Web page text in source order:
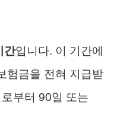
간입니다. 이 기간에
험금을 전혀 지급받
부터 90일 또는